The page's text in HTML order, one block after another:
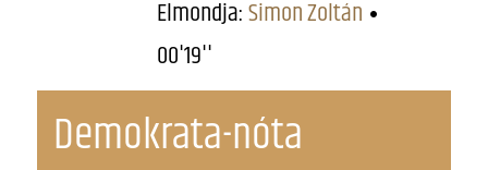
Elmondja:Simon Zoltán
00'19''
Demokrata-nóta